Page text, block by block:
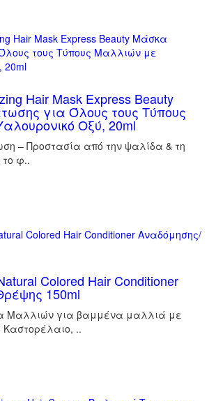
Hair Mask Express Beauty
για Όλους τους Τύπους
Οξύ, 20ml
– Προστασία από την ψαλίδα & τη
φ..
Colored Hair Conditioner
150ml
Μαλλιών για βαμμένα μαλλιά με
Καστορέλαιο, ..